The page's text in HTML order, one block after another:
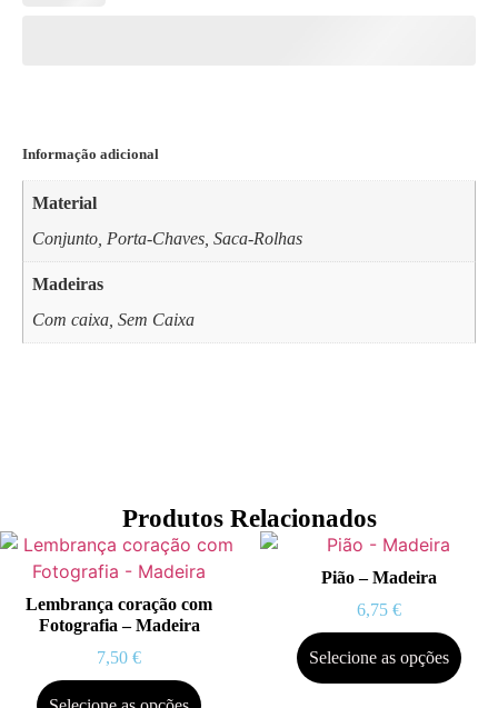
Informação adicional
Material
Conjunto, Porta-Chaves, Saca-Rolhas
Madeiras
Com caixa, Sem Caixa
Produtos Relacionados
Lembrança coração com
Fotografia – Madeira
7,50 €
Pião – Madeira
6,75 €
Selecione as opções